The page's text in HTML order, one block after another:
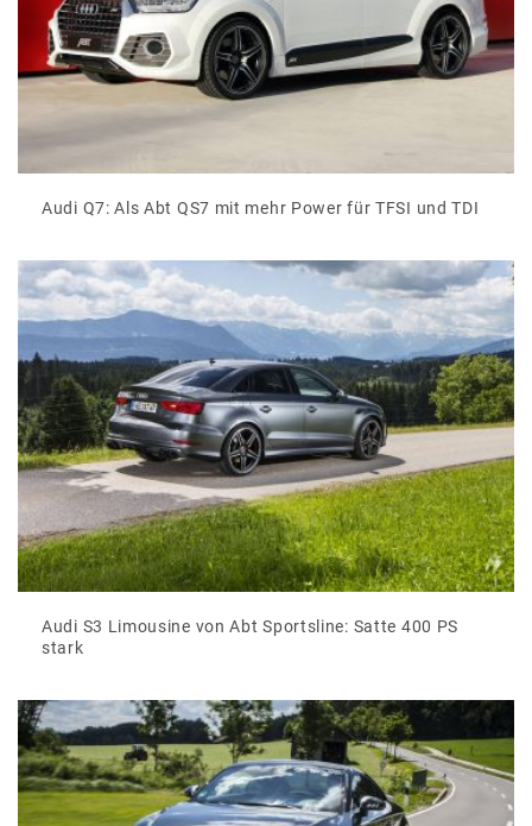
Audi Q7: Als Abt QS7 mit mehr Power für TFSI und TDI
Audi S3 Limousine von Abt Sportsline: Satte 400 PS
stark